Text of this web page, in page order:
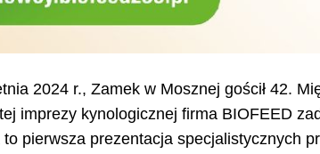
2024 r., Zamek w Mosznej gościł 42.
imprezy kynologicznej firma BIOFEED
to pierwsza prezentacja specjalistycznych